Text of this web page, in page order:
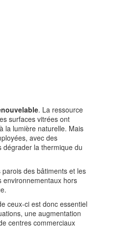
. La ressource
surfaces vitrées ont
la lumière naturelle. Mais
avec des
dégrader la thermique du
des bâtiments et les
environnementaux hors
ceux-ci est donc essentiel
une augmentation
centres commerciaux